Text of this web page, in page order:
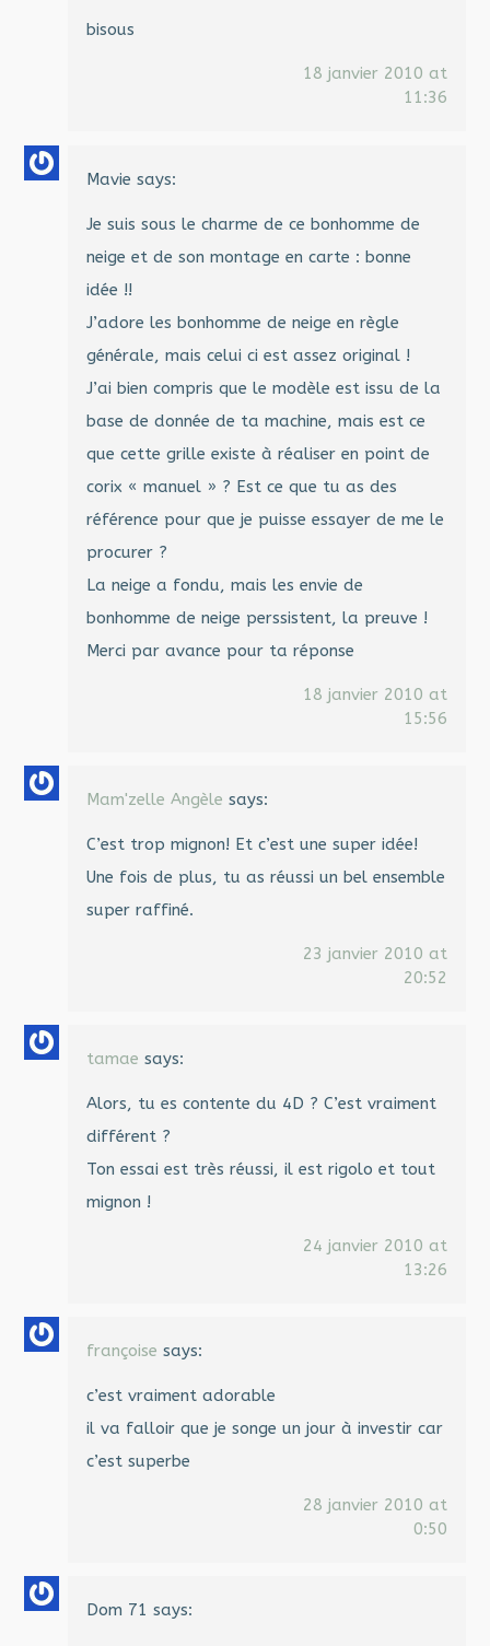
bisous
18 janvier 2010 at
11:36
Mavie says:
Je suis sous le charme de ce bonhomme de
neige et de son montage en carte : bonne
idée !!
J’adore les bonhomme de neige en règle
générale, mais celui ci est assez original !
J’ai bien compris que le modèle est issu de la
base de donnée de ta machine, mais est ce
que cette grille existe à réaliser en point de
corix « manuel » ? Est ce que tu as des
référence pour que je puisse essayer de me le
procurer ?
La neige a fondu, mais les envie de
bonhomme de neige perssistent, la preuve !
Merci par avance pour ta réponse
18 janvier 2010 at
15:56
Mam'zelle Angèle says:
C’est trop mignon! Et c’est une super idée!
Une fois de plus, tu as réussi un bel ensemble
super raffiné.
23 janvier 2010 at
20:52
tamae says:
Alors, tu es contente du 4D ? C’est vraiment
différent ?
Ton essai est très réussi, il est rigolo et tout
mignon !
24 janvier 2010 at
13:26
françoise says:
c’est vraiment adorable
il va falloir que je songe un jour à investir car
c’est superbe
28 janvier 2010 at
0:50
Dom 71 says: